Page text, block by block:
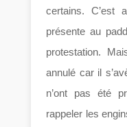
certains. C’est
présente au
protestation.
annulé car il
n’ont pas été
rappeler les